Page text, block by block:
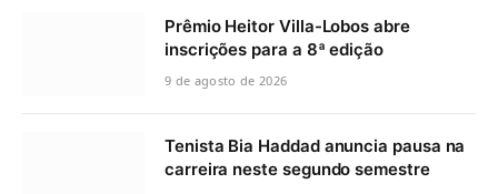
Prêmio Heitor Villa-Lobos abre
inscrições para a 8ª edição
9 de agosto de 2026
Tenista Bia Haddad anuncia pausa na
carreira neste segundo semestre